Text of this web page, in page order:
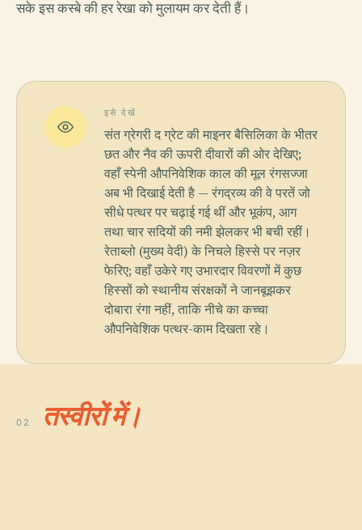
सके इस कस्बे की हर रेखा को मुलायम कर देती हैं।
इसे देखें
संत ग्रेगरी द ग्रेट की माइनर बैसिलिका के भीतर
छत और नैव की ऊपरी दीवारों की ओर देखिए;
वहाँ स्पेनी औपनिवेशिक काल की मूल रंगसज्जा
अब भी दिखाई देती है — रंगद्रव्य की वे परतें जो
सीधे पत्थर पर चढ़ाई गई थीं और भूकंप, आग
तथा चार सदियों की नमी झेलकर भी बची रहीं।
रेताब्लो (मुख्य वेदी) के निचले हिस्से पर नज़र
फेरिए; वहाँ उकेरे गए उभारदार विवरणों में कुछ
हिस्सों को स्थानीय संरक्षकों ने जानबूझकर
दोबारा रंगा नहीं, ताकि नीचे का कच्चा
औपनिवेशिक पत्थर-काम दिखता रहे।
02 तस्वीरों में।